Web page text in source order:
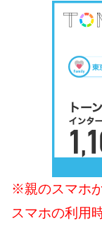
※親のスマホ
スマホの利用